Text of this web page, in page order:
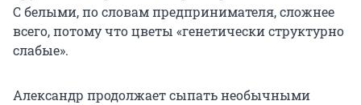
С белыми, по словам предпринимателя, сложнее
всего, потому что цветы «генетически структурно
слабые».
Александр продолжает сыпать необычными